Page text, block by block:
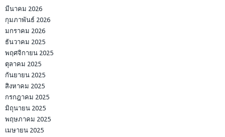
มีนาคม 2026
กุมภาพันธ์ 2026
มกราคม 2026
ธันวาคม 2025
พฤศจิกายน 2025
ตุลาคม 2025
กันยายน 2025
สิงหาคม 2025
กรกฎาคม 2025
มิถุนายน 2025
พฤษภาคม 2025
เมษายน 2025